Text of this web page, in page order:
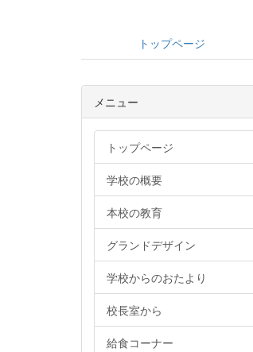
トップページ
メニュー
トップページ
学校の概要
本校の教育
グランドデザイン
学校からのおたより
校長室から
給食コーナー